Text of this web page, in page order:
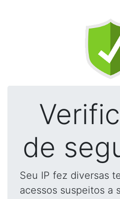
de
Seu IP fez diversas
acessos suspeitos a